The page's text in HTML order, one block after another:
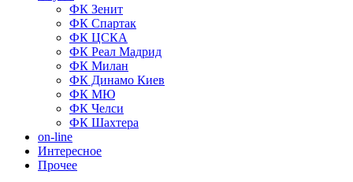
ФК Зенит
ФК Спартак
ФК ЦСКА
ФК Реал Мадрид
ФК Милан
ФК Динамо Киев
ФК МЮ
ФК Челси
ФК Шахтера
on-line
Интересное
Прочее